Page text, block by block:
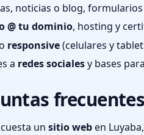
noticias o blog,
@ tu dominio, hosting y
responsive(celulares y
a redes socialesy bases para
un sitio weben